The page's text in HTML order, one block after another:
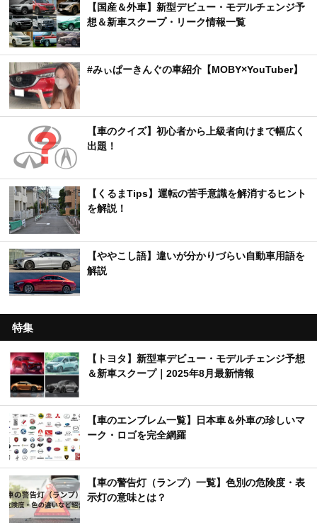
【国産＆外車】新型デビュー・モデルチェンジ予
想＆新車スクープ・リーク情報一覧
#みぃぱーきんぐの車紹介【MOBY×YouTuber】
【車のクイズ】初心者から上級者向けまで幅広く
出題！
【くるまTips】運転の苦手意識を解消するヒント
を解説！
【ややこし語】違いが分かりづらい自動車用語を
解説
特集
【トヨタ】新型車デビュー・モデルチェンジ予想
＆新車スクープ｜2025年8月最新情報
【車のエンブレム一覧】日本車＆外車の珍しいマ
ーク・ロゴを完全網羅
【車の警告灯（ランプ）一覧】色別の危険度・表
示灯の意味とは？